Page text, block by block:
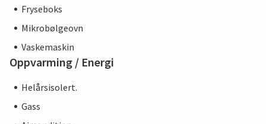
Fryseboks
Mikrobølgeovn
Vaskemaskin
Oppvarming / Energi
Helårsisolert.
Gass